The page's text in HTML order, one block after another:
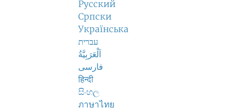
Русский
Српски
Українська
עברית
اَلْعَرَبِيَّةُ
فارسی
हिन्दी
සිංහල
ภาษาไทย